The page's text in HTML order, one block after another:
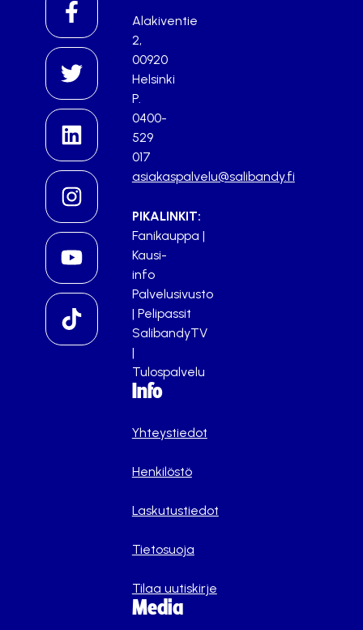
Alakiventie
2,
00920
Helsinki
P.
0400-
529
017
asiakaspalvelu@salibandy.fi
PIKALINKIT:
Fanikauppa |
Kausi-
info
Palvelusivusto
| Pelipassit
SalibandyTV
|
Tulospalvelu
Info
Yhteystiedot
Henkilöstö
Laskutustiedot
Tietosuoja
Tilaa uutiskirje
Media